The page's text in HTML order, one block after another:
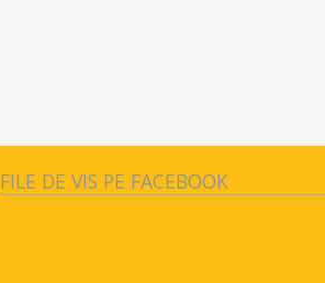
FILE DE VIS PE FACEBOOK